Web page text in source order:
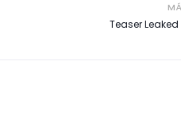
Teaser